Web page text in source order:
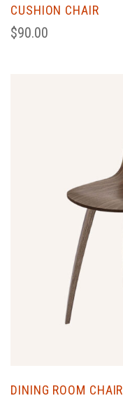
CUSHION CHAIR
$90.00
DINING ROOM CHAIR